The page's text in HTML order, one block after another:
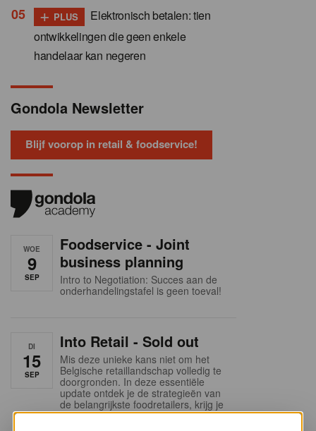
+ PLUS
Elektronisch betalen: tien
ontwikkelingen die geen enkele
handelaar kan negeren
Gondola Newsletter
Blijf voorop in retail & foodservice!
WOE
9
SEP
Foodservice - Joint
business planning
Intro to Negotiation: Succes aan de
onderhandelingstafel is geen toeval!
DI
15
SEP
Into Retail - Sold out
Mis deze unieke kans niet om het
Belgische retaillandschap volledig te
doorgronden. In deze essentiële
update ontdek je de strategieën van
de belangrijkste foodretailers, krijg je
helder zicht op het shopperprofiel en